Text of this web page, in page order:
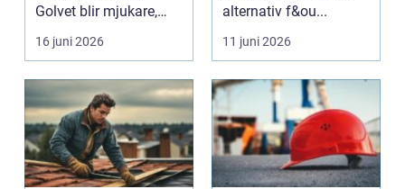
Golvet blir mjukare,
ljudnivån sjunker o...
16 juni 2026
alternativ f&ou...
11 juni 2026